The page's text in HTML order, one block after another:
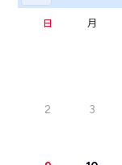
日 月
2 3